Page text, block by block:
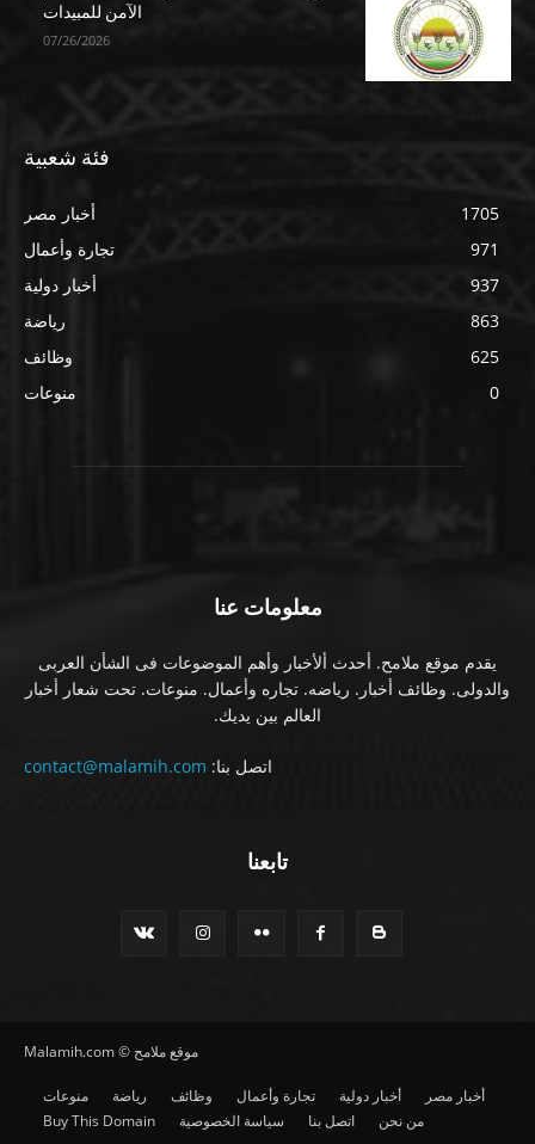
الآمن للمبيدات
07/26/2026
فئة شعبية
أخبار مصر
1705
تجارة وأعمال
971
أخبار دولية
937
رياضة
863
وظائف
625
منوعات
0
معلومات عنا
يقدم موقع ملامح. أحدث ألأخبار وأهم الموضوعات فى الشأن العربى
والدولى. وظائف أخبار. رياضه. تجاره وأعمال. منوعات. تحت شعار أخبار
العالم بين يديك.
اتصل بنا: contact@malamih.com
تابعنا
موقع ملامح © Malamih.com
أخبار مصر أخبار دولية تجارة وأعمال وظائف رياضة
منوعات
من نحن
اتصل بنا سياسة الخصوصية Buy This Domain